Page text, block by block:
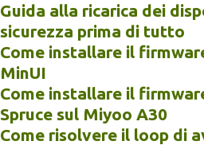
Guida alla ricarica dei
sicurezza prima di tutto
Come installare il
MinUI
Come installare il
Spruce sul Miyoo A30
Come risolvere il loop di